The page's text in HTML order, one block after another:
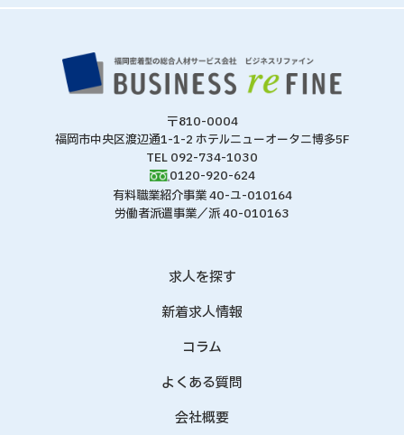
〒810-0004
福岡市中央区渡辺通1-1-2 ホテルニューオータニ博多5F
TEL 092-734-1030
0120-920-624
有料職業紹介事業 40-ユ-010164
労働者派遣事業／派 40-010163
求人を探す
新着求人情報
コラム
よくある質問
会社概要